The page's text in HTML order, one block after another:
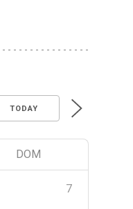
TODAY
DOM
7